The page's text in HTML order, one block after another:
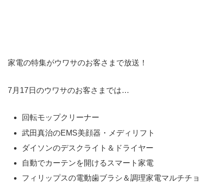
家電の特集がウワサのお客さまで放送！
7月17日のウワサのお客さまでは…
回転モップクリーナー
武田真治のEMS美顔器・メディリフト
ダイソンのデスクライト＆ドライヤー
自動でカーテンを開けるスマート家電
フィリップスの電動歯ブラシ＆調理家電マルチチョ